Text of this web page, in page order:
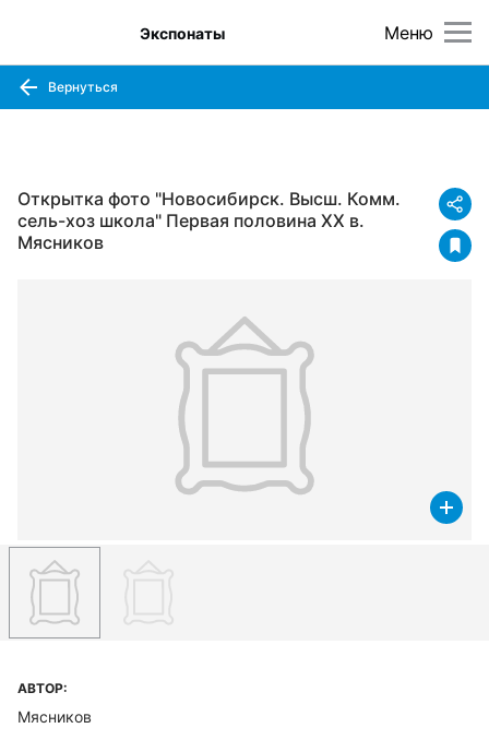
Меню
Экспонаты
Вернуться
Открытка фото "Новосибирск. Высш. Комм.
сель-хоз школа" Первая половина XX в.
Мясников
АВТОР:
Мясников